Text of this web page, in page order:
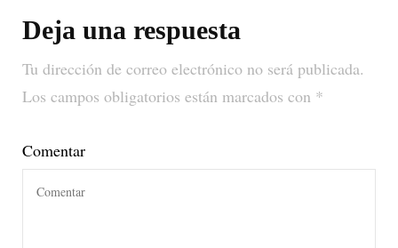
Deja una respuesta
Tu dirección de correo electrónico no será publicada.
Los campos obligatorios están marcados con *
Comentar